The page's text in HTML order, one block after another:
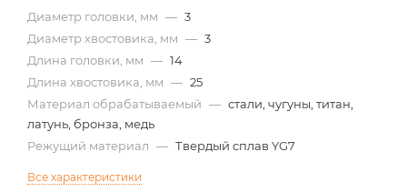
Диаметр головки, мм — 3
Диаметр хвостовика, мм — 3
Длина головки, мм — 14
Длина хвостовика, мм — 25
Материал обрабатываемый — стали, чугуны, титан,
латунь, бронза, медь
Режущий материал — Твердый сплав YG7
Все характеристики